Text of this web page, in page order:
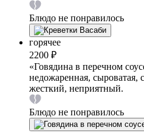
Блюдо не понравилось
горячее
2200 ₽
«Говядина в перечном
недожаренная, сыроватая,
жесткий, неприятный.
Блюдо не понравилось